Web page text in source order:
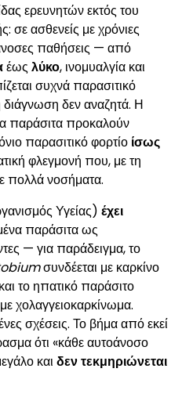
ερευνητών εκτός του
σε ασθενείς με χρόνιες
παθήσεις — από
έως λύκο, ινομυαλγία και
συχνά παρασιτικό
δεν αναζητά. Η
παράσιτα προκαλούν
παρασιτικό φορτίο ίσως
φλεγμονή που, με τη
πολλά νοσήματα.
Υγείας) έχει
παράσιτα ως
— για παράδειγμα, το
συνδέεται με καρκίνο
το ηπατικό παράσιτο
χολαγγειοκαρκίνωμα.
σχέσεις. Το βήμα από εκεί
ότι «κάθε αυτοάνοσο
και δεν τεκμηριώνεται